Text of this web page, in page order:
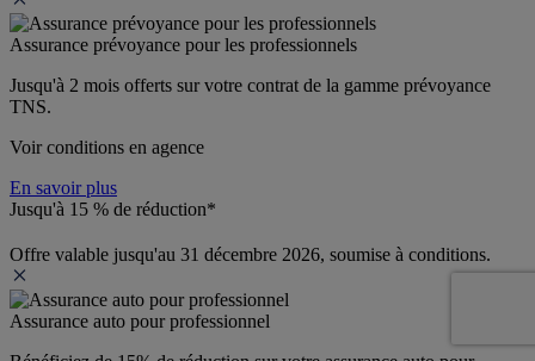
Assurance prévoyance pour les professionnels
Jusqu'à 2 mois offerts sur votre contrat de la gamme prévoyance
TNS.
Voir conditions en agence
En savoir plus
Jusqu'à 15 % de réduction*
Offre valable jusqu'au 31 décembre 2026, soumise à conditions.
Assurance auto pour professionnel